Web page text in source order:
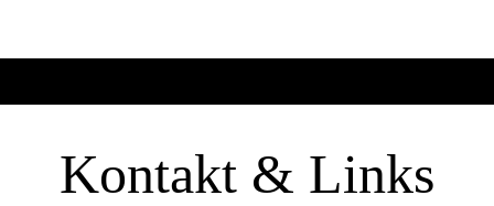
Kontakt & Links